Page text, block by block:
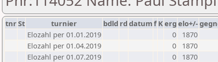
tnrSt turnier bdld rd datumf Kerg elo+/-
Elozahl per 01.01.2019
0
1870
Elozahl per 01.04.2019
0
1870
Elozahl per 01.07.2019
0
1870